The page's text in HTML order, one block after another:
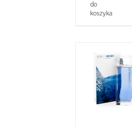
do
koszyka